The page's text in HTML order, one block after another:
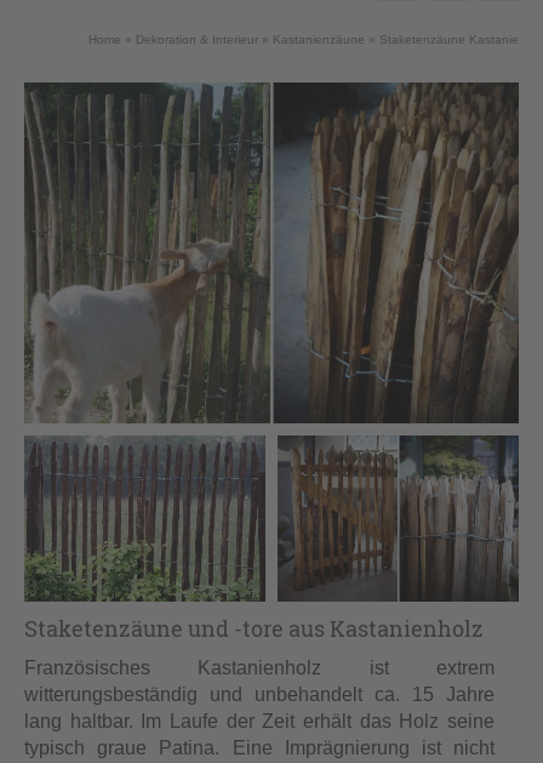
Home » Dekoration & Interieur » Kastanienzäune » Staketenzäune Kastanie
Staketenzäune und -tore aus Kastanienholz
Französisches Kastanienholz ist extrem
witterungsbeständig und unbehandelt ca. 15 Jahre
lang haltbar. Im Laufe der Zeit erhält das Holz seine
typisch graue Patina. Eine Imprägnierung ist nicht